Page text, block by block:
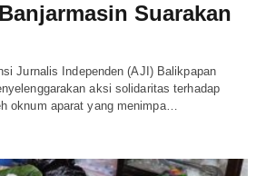
Suarakan
Jurnalis Independen (AJI) Balikpapan
aksi solidaritas terhadap
oknum aparat yang menimpa…